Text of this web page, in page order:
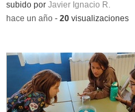
Contenido educativo.
subido por Javier Ignacio R.
-hace un año- 20visualizaciones